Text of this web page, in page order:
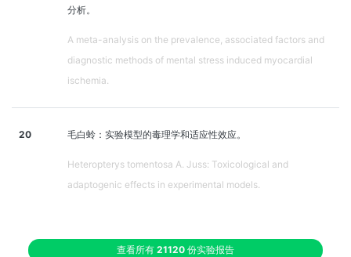
分析。
A meta-analysis on the prevalence, associated factors and
diagnostic methods of mental stress induced myocardial
ischemia.
20 毛白蛉：实验模型的毒理学和适应性效应。
Heteropterys tomentosa A. Juss: Toxicological and
adaptogenic effects in experimental models.
查看所有 21120 份实验报告